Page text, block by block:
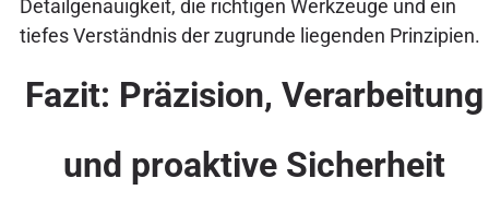
Detailgenauigkeit, die richtigen Werkzeuge und ein
tiefes Verständnis der zugrunde liegenden Prinzipien.
Fazit: Präzision, Verarbeitung
und proaktive Sicherheit